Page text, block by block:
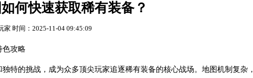
何快速获取稀有装备？
家 时间：2025-11-04 09:45:09
攻略
特的挑战，成为众多顶尖玩家追逐稀有装备的核心战场。地图机制复杂，